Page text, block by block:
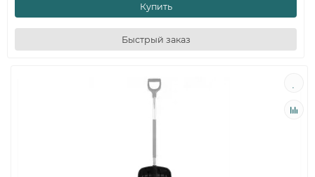
Купить
Быстрый заказ